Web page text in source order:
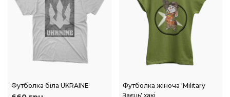
Футболка біла UKRAINE
Футболка жіноча 'Military
Заєць' хакі